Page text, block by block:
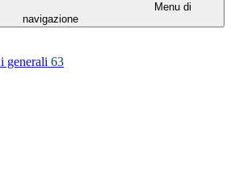
Menu di
navigazione
generali 63